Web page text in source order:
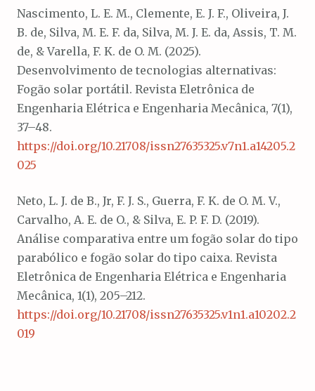
Nascimento, L. E. M., Clemente, E. J. F., Oliveira, J.
B. de, Silva, M. E. F. da, Silva, M. J. E. da, Assis, T. M.
de, & Varella, F. K. de O. M. (2025).
Desenvolvimento de tecnologias alternativas:
Fogão solar portátil. Revista Eletrônica de
Engenharia Elétrica e Engenharia Mecânica, 7(1),
37–48.
https://doi.org/10.21708/issn27635325.v7n1.a14205.2
025
Neto, L. J. de B., Jr, F. J. S., Guerra, F. K. de O. M. V.,
Carvalho, A. E. de O., & Silva, E. P. F. D. (2019).
Análise comparativa entre um fogão solar do tipo
parabólico e fogão solar do tipo caixa. Revista
Eletrônica de Engenharia Elétrica e Engenharia
Mecânica, 1(1), 205–212.
https://doi.org/10.21708/issn27635325.v1n1.a10202.2
019